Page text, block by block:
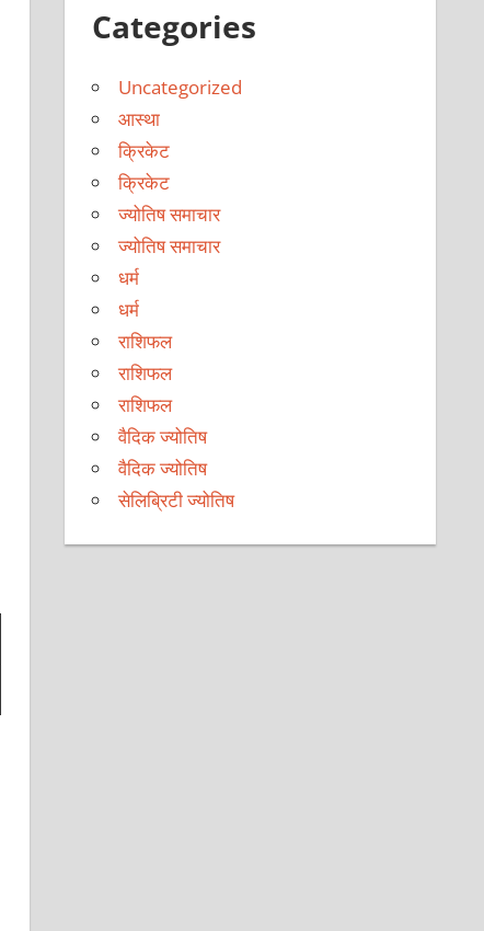
Categories
Uncategorized
आस्था
क्रिकेट
क्रिकेट
ज्योतिष समाचार
ज्योतिष समाचार
धर्म
धर्म
राशिफल
राशिफल
राशिफल
वैदिक ज्योतिष
वैदिक ज्योतिष
सेलिब्रिटी ज्योतिष